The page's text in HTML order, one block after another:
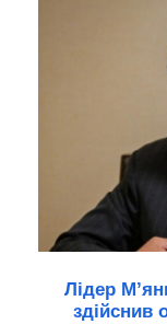
Лідер
здійснив